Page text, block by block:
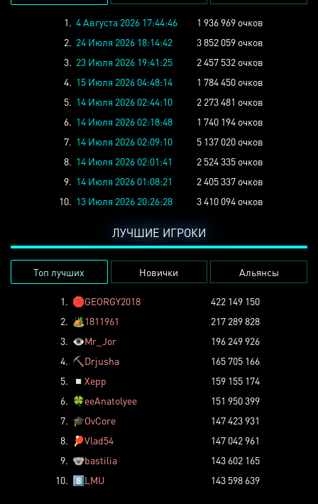
1. 4 Августа 2026 17:44:46
1 936 969 очков
2. 24 Июля 2026 18:14:42
3 852 059 очков
3. 23 Июля 2026 19:41:25
2 457 532 очков
4. 15 Июля 2026 04:48:14
1 784 450 очков
5. 14 Июля 2026 02:44:10
2 273 481 очков
6. 14 Июля 2026 02:18:48
1 740 194 очков
7. 14 Июля 2026 02:09:10
5 137 020 очков
8. 14 Июля 2026 02:01:41
2 524 335 очков
9. 14 Июля 2026 01:08:21
2 405 337 очков
10. 13 Июля 2026 20:26:28 3 410 094 очков
ЛУЧШИЕ ИГРОКИ
Топ лучших Новички Альянсы
1. 🛑GEORGY2018
422 149 150
2. 🏕️1811961
217 289 828
3. 👁️Mr_Jor
196 249 926
4. ⛏️ Drjusha
165 705 166
5.
◽ Xepp
159 155 174
6. 🍀eeAnatolyee
151 950 399
7. 🎓OvCore
147 423 931
8.
🏓Vlad54
147 042 961
9. 🐨bastilia
143 602 165
10. 8️⃣LMU 143 598 639